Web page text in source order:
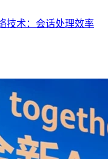
技术：会话处理效率